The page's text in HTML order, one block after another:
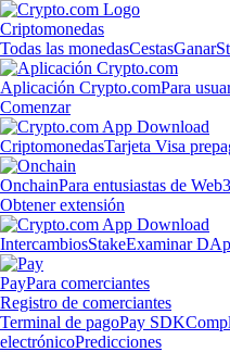
Criptomonedas
Todas las monedasCestasGanar
Aplicación Crypto.comPara
Comenzar
CriptomonedasTarjeta Visa
OnchainPara entusiastas de Web3
Obtener extensión
IntercambiosStakeExaminar
PayPara comerciantes
Registro de comerciantes
Terminal de pagoPay SDK
electrónicoPredicciones